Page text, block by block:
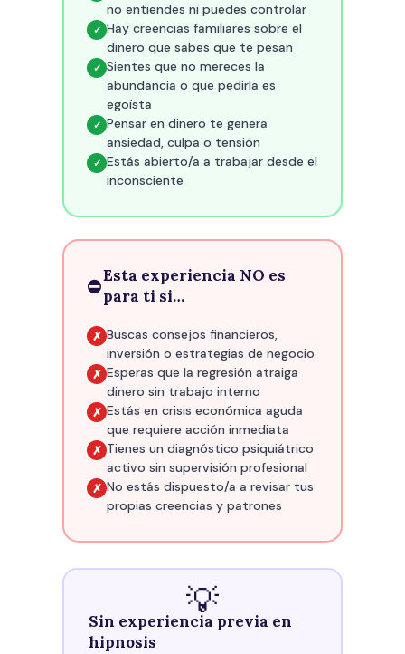
no entiendes ni puedes controlar
✓ Hay creencias familiares sobre el
dinero que sabes que te pesan
✓ Sientes que no mereces la
abundancia o que pedirla es
egoísta
✓ Pensar en dinero te genera
ansiedad, culpa o tensión
✓ Estás abierto/a a trabajar desde el
inconsciente
⛔Esta experiencia NO es
para ti si…
✗ Buscas consejos financieros,
inversión o estrategias de negocio
✗ Esperas que la regresión atraiga
dinero sin trabajo interno
✗ Estás en crisis económica aguda
que requiere acción inmediata
✗ Tienes un diagnóstico psiquiátrico
activo sin supervisión profesional
✗ No estás dispuesto/a a revisar tus
propias creencias y patrones
💡
Sin experiencia previa en
hipnosis